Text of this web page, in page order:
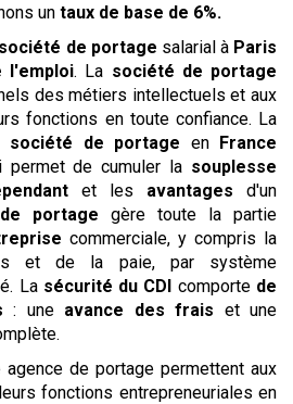
un taux de base de 6%.
société de portage salarial à Paris
l'emploi. La société de portage
des métiers intellectuels et aux
fonctions en toute confiance. La
société de portage en France
de cumuler la souplesse
et les avantages d'un
portage gère toute la partie
commerciale, y compris la
et de la paie, par système
La sécurité du CDI comporte de
: une avance des frais et une
agence de portage permettent aux
fonctions entrepreneuriales en